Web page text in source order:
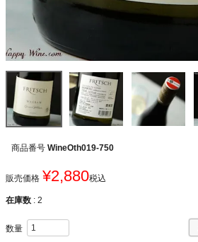
商品番号 WineOth019-750
販売価格 ¥2,880税込
在庫数 2